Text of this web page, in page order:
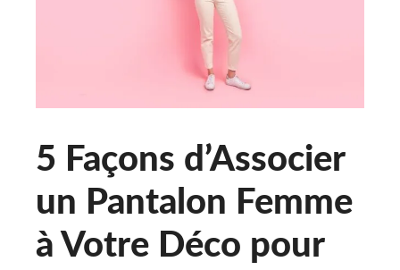
5 Façons d’Associer
un Pantalon Femme
à Votre Déco pour